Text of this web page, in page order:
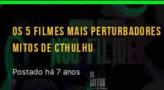
OS 5 FILMES MAIS PERTURBADORES |
MITOS DE CTHULHU
Postado há 7 anos